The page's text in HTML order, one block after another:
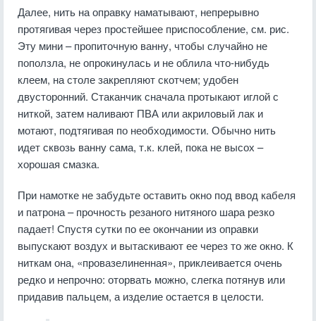
Далее, нить на оправку наматывают, непрерывно
протягивая через простейшее приспособление, см. рис.
Эту мини – пропиточную ванну, чтобы случайно не
поползла, не опрокинулась и не облила что-нибудь
клеем, на столе закрепляют скотчем; удобен
двусторонний. Стаканчик сначала протыкают иглой с
ниткой, затем наливают ПВА или акриловый лак и
мотают, подтягивая по необходимости. Обычно нить
идет сквозь ванну сама, т.к. клей, пока не высох –
хорошая смазка.
При намотке не забудьте оставить окно под ввод кабеля
и патрона – прочность резаного нитяного шара резко
падает! Спустя сутки по ее окончании из оправки
выпускают воздух и вытаскивают ее через то же окно. К
ниткам она, «провазелиненная», приклеивается очень
редко и непрочно: оторвать можно, слегка потянув или
придавив пальцем, а изделие остается в целости.